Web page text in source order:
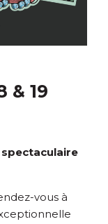
& 19
spectaculaire
vous à